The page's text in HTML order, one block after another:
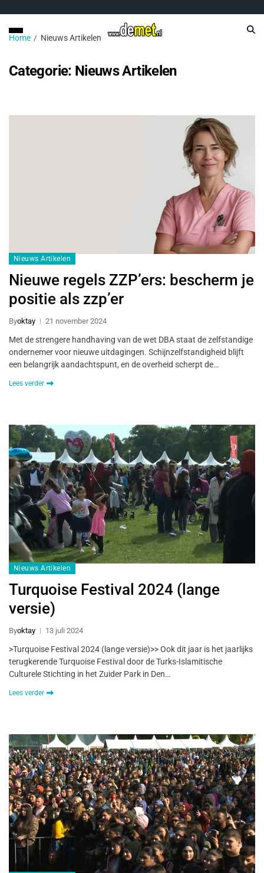
Home Nieuws Artikelen
Categorie: Nieuws Artikelen
Nieuws Artikelen
Nieuwe regels ZZP’ers: bescherm je
positie als zzp’er
Byoktay 21 november 2024
Met de strengere handhaving van de wet DBA staat de zelfstandige
ondernemer voor nieuwe uitdagingen. Schijnzelfstandigheid blijft
een belangrijk aandachtspunt, en de overheid scherpt de…
Lees verder
Nieuws Artikelen
Turquoise Festival 2024 (lange
versie)
Byoktay 13 juli 2024
>Turquoise Festival 2024 (lange versie)>> Ook dit jaar is het jaarlijks
terugkerende Turquoise Festival door de Turks-Islamitische
Culturele Stichting in het Zuider Park in Den…
Lees verder